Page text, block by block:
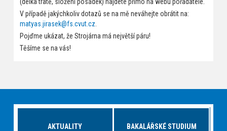
(délka tratě, složení posádek) najdete přímo na webu pořadatele.
V případě jakýchkoliv dotazů se na mě neváhejte obrátit na:
matyas.jirasek@fs.cvut.cz.
Pojďme ukázat, že Strojárna má největší páru!
Těšíme se na vás!
AKTUALITY BAKALÁŘSKÉ STUDIUM